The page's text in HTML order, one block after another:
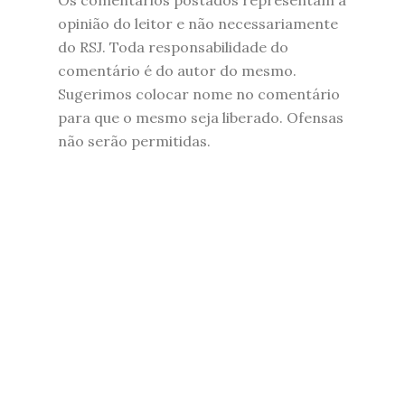
opinião do leitor e não necessariamente
do RSJ. Toda responsabilidade do
comentário é do autor do mesmo.
Sugerimos colocar nome no comentário
para que o mesmo seja liberado. Ofensas
não serão permitidas.